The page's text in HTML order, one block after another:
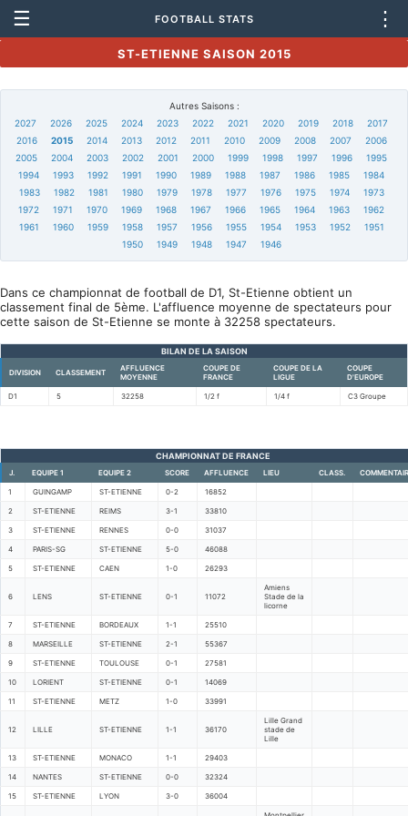
☰ FOOTBALL STATS ⋮
ST-ETIENNE SAISON 2015
Autres Saisons :
2027
2026 2025 2024 2023 2022 2021 2020 2019 2018
2017
2016
2015 2014 2013 2012 2011 2010 2009 2008 2007
2006
2005
2004 2003 2002 2001 2000 1999 1998 1997 1996
1995
1994
1993 1992 1991 1990 1989 1988 1987 1986 1985
1984
1983
1982 1981 1980 1979 1978 1977 1976 1975 1974
1973
1972
1971 1970 1969 1968 1967 1966 1965 1964 1963
1962
1961
1960 1959 1958 1957 1956 1955 1954 1953 1952
1951
1950
1949 1948 1947 1946
Dans ce championnat de football de D1, St-Etienne obtient un
classement final de 5ème. L'affluence moyenne de spectateurs pour
cette saison de St-Etienne se monte à 32258 spectateurs.
BILAN DE LA SAISON
DIVISION CLASSEMENT
AFFLUENCE
MOYENNE
COUPE DE
FRANCE
COUPE DE LA
LIGUE
COUPE
D'EUROPE
D1 5 32258 1/2 f 1/4 f C3 Groupe
CHAMPIONNAT DE FRANCE
J. EQUIPE 1 EQUIPE 2 SCORE AFFLUENCE LIEU CLASS.
1 GUINGAMP ST-ETIENNE 0-2 16852
2 ST-ETIENNE REIMS 3-1 33810
3 ST-ETIENNE RENNES 0-0 31037
4 PARIS-SG ST-ETIENNE 5-0 46088
5 ST-ETIENNE CAEN 1-0 26293
6 LENS ST-ETIENNE 0-1 11072
Amiens
Stade de la
licorne
7 ST-ETIENNE BORDEAUX 1-1 25510
8 MARSEILLE ST-ETIENNE 2-1 55367
9 ST-ETIENNE TOULOUSE 0-1 27581
10 LORIENT ST-ETIENNE 0-1 14069
11 ST-ETIENNE METZ 1-0 33991
12 LILLE ST-ETIENNE 1-1 36170
Lille Grand
stade de
Lille
13 ST-ETIENNE MONACO 1-1 29403
14 NANTES ST-ETIENNE 0-0 32324
15 ST-ETIENNE LYON 3-0 36004